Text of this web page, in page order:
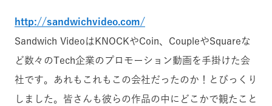
http://sandwichvideo.com/
Sandwich VideoはKNOCKやCoin、CoupleやSquareな
ど数々のTech企業のプロモーション動画を手掛けた会
社です。あれもこれもこの会社だったのか！とびっくり
しました。皆さんも彼らの作品の中にどこかで観たこと